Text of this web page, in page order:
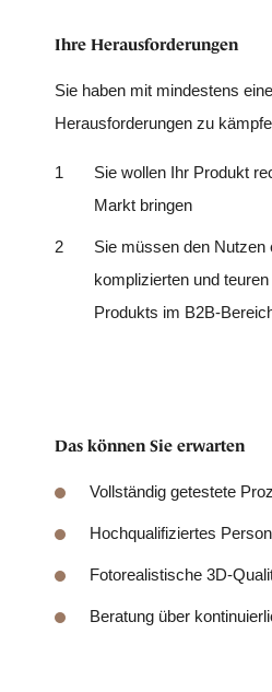
Ihre Herausforderungen
Sie haben mit mindestens
Herausforderungen zu
Sie wollen Ihr Produkt
Markt bringen
Sie müssen den Nutzen
komplizierten und
Produkts im B2B-
Das können Sie erwarten
Vollständig getestete
Hochqualifiziertes
Fotorealistische 3D-
Beratung über